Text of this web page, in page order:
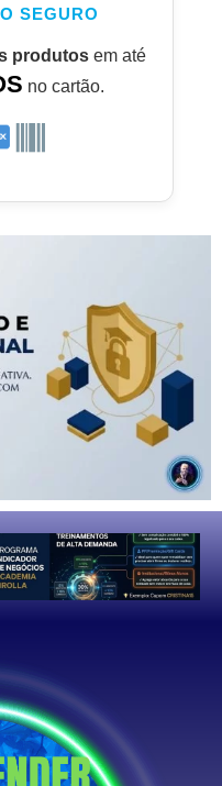
SEGURO
produtosem até
no cartão.